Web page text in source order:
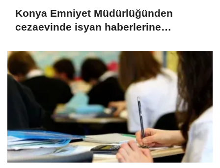
Konya Emniyet Müdürlüğünden
cezaevinde isyan haberlerine